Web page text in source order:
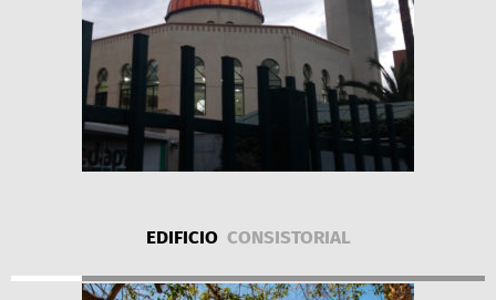
EDIFICIO CONSISTORIAL